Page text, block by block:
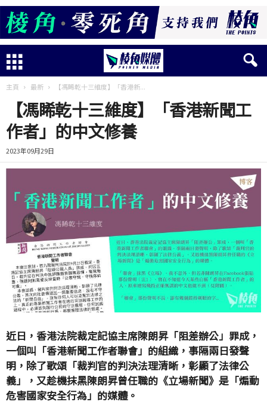
主頁 最新 【馮睎乾十三維度】「香港新...
【馮睎乾十三維度】「香港新聞工
作者」的中文修養
2023年09月29日
近日，香港法院裁定記協主席陳朗昇「阻差辦公」罪成，
一個叫「香港新聞工作者聯會」的組織，事隔兩日發聲
明，除了歌頌「裁判官的判決法理清晰，彰顯了法律公
義」，又趁機抹黑陳朗昇曾任職的《立場新聞》是「煽動
危害國家安全行為」的媒體。